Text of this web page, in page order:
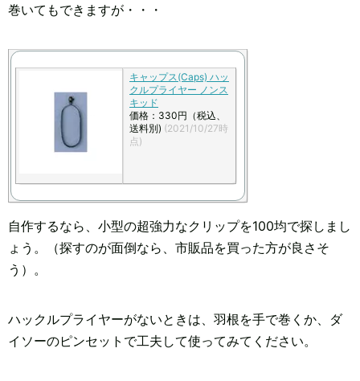
巻いてもできますが・・・
キャップス(Caps) ハッ
クルプライヤー ノンス
キッド
価格：330円（税込、
送料別) (2021/10/27時
点)
自作するなら、小型の超強力なクリップを100均で探しまし
ょう。（探すのが面倒なら、市販品を買った方が良さそ
う）。
ハックルプライヤーがないときは、羽根を手で巻くか、ダ
イソーのピンセットで工夫して使ってみてください。